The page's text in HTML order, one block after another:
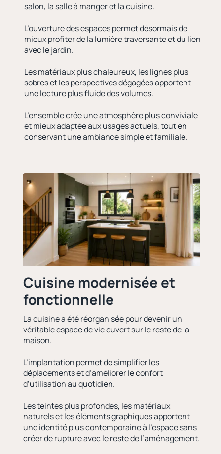
salon, la salle à manger et la cuisine.
L’ouverture des espaces permet désormais de
mieux profiter de la lumière traversante et du lien
avec le jardin.
Les matériaux plus chaleureux, les lignes plus
sobres et les perspectives dégagées apportent
une lecture plus fluide des volumes.
L’ensemble crée une atmosphère plus conviviale
et mieux adaptée aux usages actuels, tout en
conservant une ambiance simple et familiale.
Cuisine modernisée et
fonctionnelle
La cuisine a été réorganisée pour devenir un
véritable espace de vie ouvert sur le reste de la
maison.
L’implantation permet de simplifier les
déplacements et d’améliorer le confort
d’utilisation au quotidien.
Les teintes plus profondes, les matériaux
naturels et les éléments graphiques apportent
une identité plus contemporaine à l’espace sans
créer de rupture avec le reste de l’aménagement.